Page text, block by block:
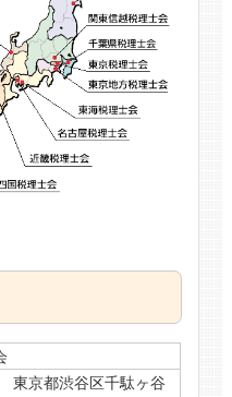
東京都渋谷区千駄ヶ谷